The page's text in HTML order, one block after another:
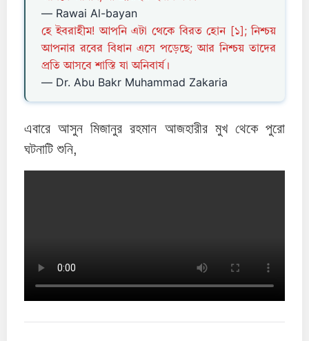
— Rawai Al-bayan
হে ইবরাহীম! আপনি এটা থেকে বিরত হোন [১]; নিশ্চয়
আপনার রবের বিধান এসে পড়েছে; আর নিশ্চয় তাদের
প্রতি আসবে শাস্তি যা অনিবার্য।
— Dr. Abu Bakr Muhammad Zakaria
এবারে আসুন মিজানুর রহমান আজহারীর মুখ থেকে পুরো
ঘটনাটি শুনি,